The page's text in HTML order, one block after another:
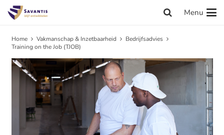
Menu
Home Vakmanschap & Inzetbaarheid
Bedrijfsadvies
Training on the Job (TJOB)